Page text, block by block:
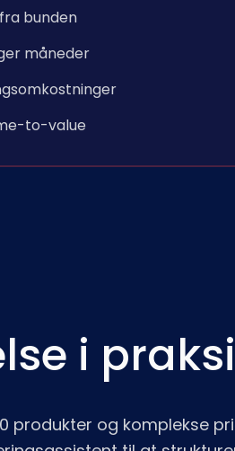
bunden
måneder
to-value
i
produkter og komplekse